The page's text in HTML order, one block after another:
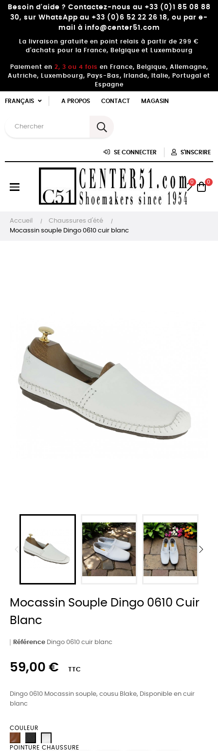
Besoin d'aide ? Contactez-nous au +33 (0)1 85 08 88
30, sur WhatsApp au +33 (0)6 52 22 26 18, ou par e-
mail à info@center51.com
La livraison gratuite en point relais à partir de 299 €
d'achats pour la France, Belgique et Luxembourg
Paiement en 2, 3 ou 4 fois en France, Belgique, Allemagne,
Autriche, Luxembourg, Pays-Bas, Irlande, Italie, Portugal et
Espagne
FRANÇAIS A PROPOS CONTACT MAGASIN
SE CONNECTER S'INSCRIRE
Basculer
navigation
☰
0 0
Accueil
Chaussures d'été
Mocassin souple Dingo 0610 cuir blanc
Mocassin Souple Dingo 0610 Cuir
Blanc
Référence Dingo 0610 cuir blanc
59,00 € TTC
Dingo 0610 Mocassin souple, cousu Blake, Disponible en cuir
blanc
COULEUR
POINTURE CHAUSSURE